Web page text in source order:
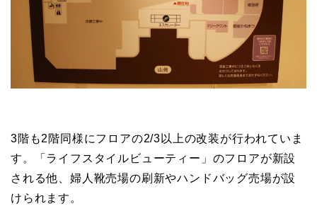
3階も2階同様にフロアの2/3以上の改装が行われていま
す。「ライフスタイルビューティー」のフロアが新設
される他、婦人靴売場の刷新やハンドバッグ売場が設
けられます。